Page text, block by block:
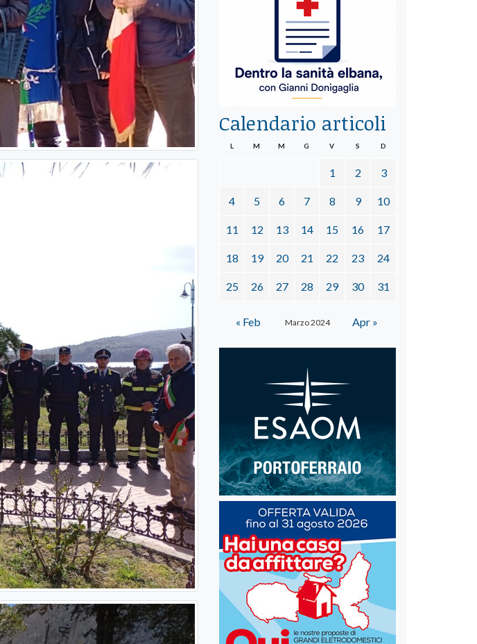
Calendario articoli
Marzo 2024
L M M G V S D
1 2 3
4 5 6 7 8 9 10
11 12 13 14 15 16 17
18 19 20 21 22 23 24
25 26 27 28 29 30 31
« Feb Apr »